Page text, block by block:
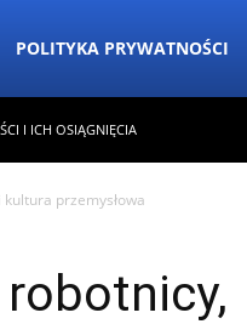
POLITYKA PRYWATNOŚCI
I ICH OSIĄGNIĘCIA
przemysłowa